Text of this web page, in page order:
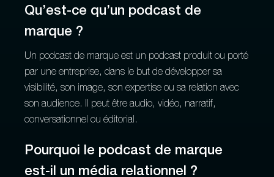
Qu’est-ce qu’un podcast de
marque ?
Un podcast de marque est un podcast produit ou porté
par une entreprise, dans le but de développer sa
visibilité, son image, son expertise ou sa relation avec
son audience. Il peut être audio, vidéo, narratif,
conversationnel ou éditorial.
Pourquoi le podcast de marque
est-il un média relationnel ?